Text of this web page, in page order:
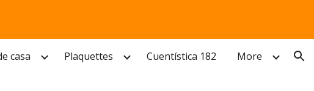
casa Plaquettes Cuentística 182 More